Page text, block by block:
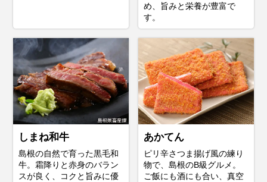
め、旨みと栄養が豊富で
す。
しまね和牛
島根の自然で育った黒毛和
牛。霜降りと赤身のバラン
スが良く、コクと旨みに優
あかてん
ピリ辛さつま揚げ風の練り
物で、島根のB級グルメ。
ご飯にも酒にも合い、真空